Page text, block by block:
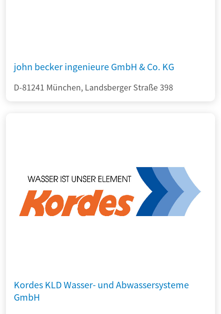
john becker ingenieure GmbH & Co. KG
D-81241 München, Landsberger Straße 398
Kordes KLD Wasser- und Abwassersysteme
GmbH